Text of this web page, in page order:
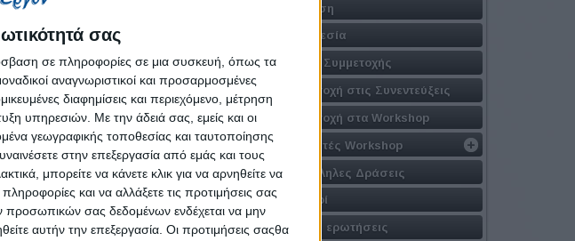
σας
σε πληροφορίες σε μια συσκευή, όπως τα
αναγνωριστικοί και προσαρμοσμένες
διαφημίσεις και περιεχόμενο, μέτρηση
υπηρεσιών. Με την άδειά σας, εμείς και οι
γεωγραφικής τοποθεσίας και ταυτοποίησης
στην επεξεργασία από εμάς και τους
μπορείτε να κάνετε κλικ για να αρνηθείτε να
και να αλλάξετε τις προτιμήσεις σας
προσωπικών σας δεδομένων ενδέχεται να μην
αυτήν την επεξεργασία. Οι προτιμήσεις σαςθα
end-to-end travel experiences
activities.
Η Δράση
Τοποθεσία
Φόρμα Συμμετοχής
Συμμετοχή στις Συνεντεύξεις
Συμμετοχή στα Workshop
Εισηγητές Workshop
Παράλληλες Δράσεις
Χορηγοί
Συχνές ερωτήσεις